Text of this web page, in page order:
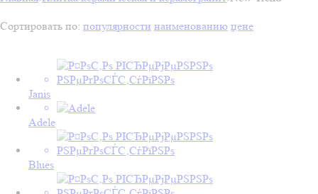
Сортировать по: популярности наименованию цене
Janis
Adele
Blues